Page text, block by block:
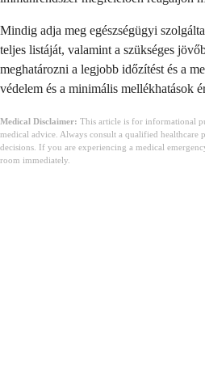
Mindig adja meg egészségügyi
teljes listáját, valamint a szükséges
meghatározni a legjobb időzítést és a
védelem és a minimális mellékhatások
Medical Disclaimer: This article is for informational
medical advice. Always consult a qualified healthcare
decisions. If you are experiencing a medical
room immediately.